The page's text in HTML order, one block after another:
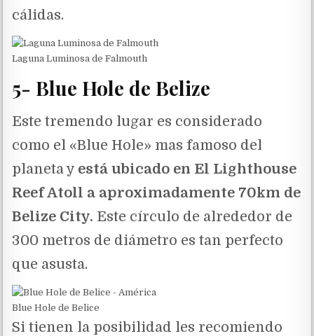
cálidas.
Laguna Luminosa de Falmouth
5- Blue Hole de Belize
Este tremendo lugar es considerado
como el «Blue Hole» mas famoso del
planeta y está ubicado en El Lighthouse
Reef Atoll a aproximadamente 70km de
Belize City. Este círculo de alrededor de
300 metros de diámetro es tan perfecto
que asusta.
Blue Hole de Belice
Si tienen la posibilidad les recomiendo